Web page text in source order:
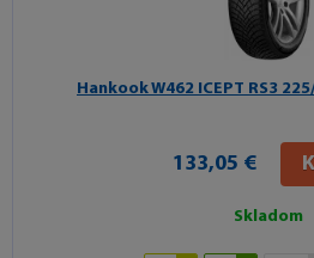
Hankook W462 ICEPT RS3
133,05 €
Skladom